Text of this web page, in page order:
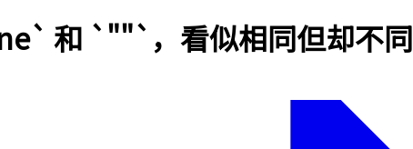
和 `""`，看似相同但却不同